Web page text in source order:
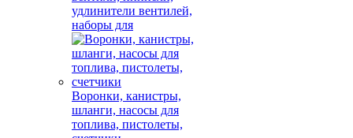
удлинители вентилей,
наборы для
Воронки, канистры,
шланги, насосы для
топлива, пистолеты,